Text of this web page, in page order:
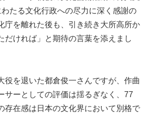
たる文化行政への尽力に深く感謝の
庁を離れた後も、引き続き大所高所か
だければ」と期待の言葉を添えまし
役を退いた都倉俊一さんですが、作曲
サーとしての評価は揺るぎなく、77
存在感は日本の文化界において別格で